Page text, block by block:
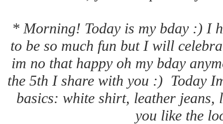
* Morning! Today is my bday :) I
to be so much fun but I will
im no that happy oh my bday
the 5th I share with you :) Today
basics: white shirt, leather jeans,
you like the